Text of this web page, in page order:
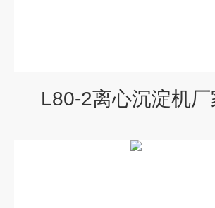
L80-2离心沉淀机厂